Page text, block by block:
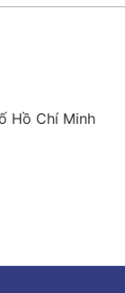
Hồ Chí Minh